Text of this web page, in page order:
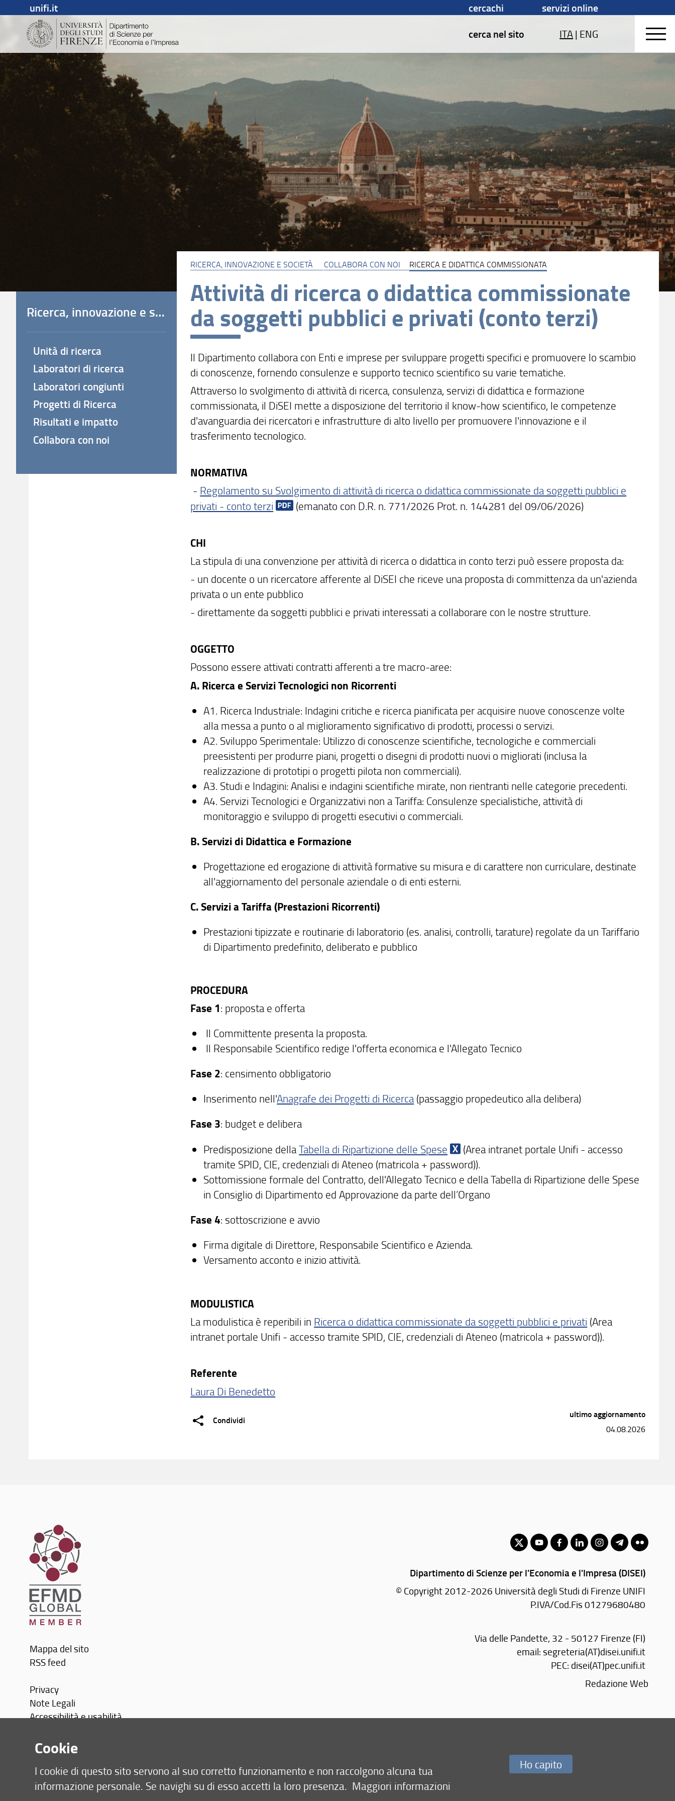
unifi.it cercachi
servizi online
cerca nel sito
ITA| ENG
RICERCA, INNOVAZIONE E SOCIETÀ COLLABORA CON NOI RICERCA E DIDATTICA COMMISSIONATA
Attività di ricerca o didattica commissionate
da soggetti pubblici e privati (conto terzi)
Il Dipartimento collabora con Enti e imprese per sviluppare progetti specifici e promuovere lo scambio
di conoscenze, fornendo consulenze e supporto tecnico scientifico su varie tematiche.
Attraverso lo svolgimento di attività di ricerca, consulenza, servizi di didattica e formazione
commissionata, il DiSEI mette a disposizione del territorio il know-how scientifico, le competenze
d'avanguardia dei ricercatori e infrastrutture di alto livello per promuovere l'innovazione e il
trasferimento tecnologico.
NORMATIVA
- Regolamento su Svolgimento di attività di ricerca o didattica commissionate da soggetti pubblici e
privati - conto terzi
(emanato con D.R. n. 771/2026 Prot. n. 144281 del 09/06/2026)
CHI
La stipula di una convenzione per attività di ricerca o didattica in conto terzi può essere proposta da:
- un docente o un ricercatore afferente al DiSEI che riceve una proposta di committenza da un'azienda
privata o un ente pubblico
- direttamente da soggetti pubblici e privati interessati a collaborare con le nostre strutture.
OGGETTO
Possono essere attivati contratti afferenti a tre macro-aree:
A. Ricerca e Servizi Tecnologici non Ricorrenti
A1. Ricerca Industriale: Indagini critiche e ricerca pianificata per acquisire nuove conoscenze volte
alla messa a punto o al miglioramento significativo di prodotti, processi o servizi.
A2. Sviluppo Sperimentale: Utilizzo di conoscenze scientifiche, tecnologiche e commerciali
preesistenti per produrre piani, progetti o disegni di prodotti nuovi o migliorati (inclusa la
realizzazione di prototipi o progetti pilota non commerciali).
A3. Studi e Indagini: Analisi e indagini scientifiche mirate, non rientranti nelle categorie precedenti.
A4. Servizi Tecnologici e Organizzativi non a Tariffa: Consulenze specialistiche, attività di
monitoraggio e sviluppo di progetti esecutivi o commerciali.
B. Servizi di Didattica e Formazione
Progettazione ed erogazione di attività formative su misura e di carattere non curriculare, destinate
all'aggiornamento del personale aziendale o di enti esterni.
C. Servizi a Tariffa (Prestazioni Ricorrenti)
Prestazioni tipizzate e routinarie di laboratorio (es. analisi, controlli, tarature) regolate da un Tariffario
di Dipartimento predefinito, deliberato e pubblico
PROCEDURA
Fase 1: proposta e offerta
Il Committente presenta la proposta.
Il Responsabile Scientifico redige l'offerta economica e l'Allegato Tecnico
Fase 2: censimento obbligatorio
Inserimento nell'Anagrafe dei Progetti di Ricerca(passaggio propedeutico alla delibera)
Fase 3: budget e delibera
Predisposizione dellaTabella di Ripartizione delle Spese
(Area intranet portale Unifi - accesso
tramite SPID, CIE, credenziali di Ateneo (matricola + password)).
Sottomissione formale del Contratto, dell'Allegato Tecnico e della Tabella di Ripartizione delle Spese
in Consiglio di Dipartimento ed Approvazione da parte dell’Organo
Fase 4: sottoscrizione e avvio
Firma digitale di Direttore, Responsabile Scientifico e Azienda.
Versamento acconto e inizio attività.
MODULISTICA
La modulistica è reperibili in Ricerca o didattica commissionate da soggetti pubblici e privati (Area
intranet portale Unifi - accesso tramite SPID, CIE, credenziali di Ateneo (matricola + password)).
Referente
Laura Di Benedetto
Condividi
Ricerca, innovazione e società
Unità di ricerca
Laboratori di ricerca
Laboratori congiunti
Progetti di Ricerca
Risultati e impatto
Collabora con noi
ultimo aggiornamento
04.08.2026
Mappa del sito
RSS feed
Privacy
Note Legali
Accessibilità e usabilità
Area personale
Dipartimento di Scienze per l'Economia e l'Impresa (DISEI)
© Copyright 2012-2026 Università degli Studi di Firenze UNIFI
P.IVA/Cod.Fis 01279680480
Via delle Pandette, 32 - 50127 Firenze (FI)
email:segreteria(AT)disei.unifi.it
PEC: disei(AT)pec.unifi.it
Redazione Web
Cookie
I cookie di questo sito servono al suo corretto funzionamento e non raccolgono alcuna tua
informazione personale. Se navighi su di esso accetti la loro presenza. Maggiori informazioni
Ho capito